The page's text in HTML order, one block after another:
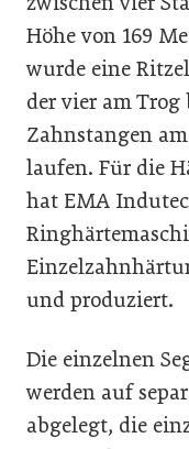
Höhe von 169
wurde eine
der vier am
Zahnstangen
laufen. Für die
hat EMA
und produziert.
Die einzelnen
werden auf
abgelegt, die